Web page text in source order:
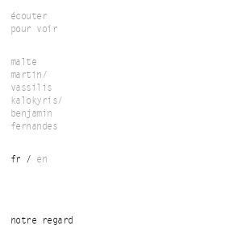
écouter
pour voir
malte
martin/
vassilis
kalokyris/
benjamin
fernandes
fr en
notre regard